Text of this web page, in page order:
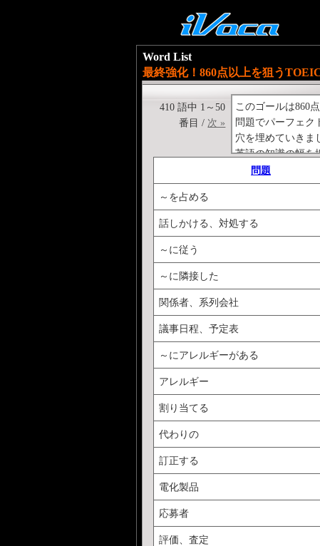
Word List
最終強化！860点以上を狙う
このゴールは860
問題でパーフェク
穴を埋めていきま
英語の知識の幅を
410 語中 1～50
番目 / 次 »
問題
～を占める
話しかける、対処する
～に従う
～に隣接した
関係者、系列会社
議事日程、予定表
～にアレルギーがある
アレルギー
割り当てる
代わりの
訂正する
電化製品
応募者
評価、査定